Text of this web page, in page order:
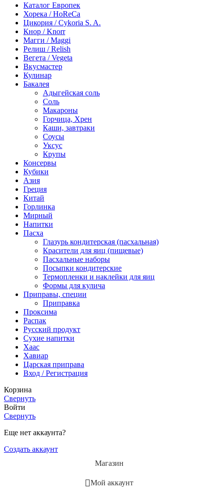
Каталог Европек
Хорека / HoReCa
Цикория / Cykoria S. A.
Кнор / Knorr
Магги / Maggi
Релиш / Relish
Вегета / Vegeta
Вкусмастер
Кулинар
Бакалея
Адыгейская соль
Соль
Макароны
Горчица, Хрен
Каши, завтраки
Соусы
Уксус
Крупы
Консервы
Кубики
Азия
Греция
Китай
Горлинка
Мирный
Напитки
Пасха
Глазурь кондитерская (пасхальная)
Красители для яиц (пищевые)
Пасхальные наборы
Посыпки кондитерские
Термопленки и наклейки для яиц
Формы для кулича
Приправы, специи
Приправка
Проксима
Распак
Русский продукт
Сухие напитки
Хаас
Хавиар
Царская приправа
Вход / Регистрация
Корзина
Свернуть
Войти
Свернуть
Еще нет аккаунта?
Создать аккаунт
Магазин
Мой аккаунт